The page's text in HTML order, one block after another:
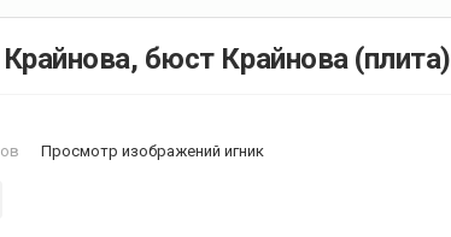
бюст Крайнова (плита)
Просмотр изображений игник